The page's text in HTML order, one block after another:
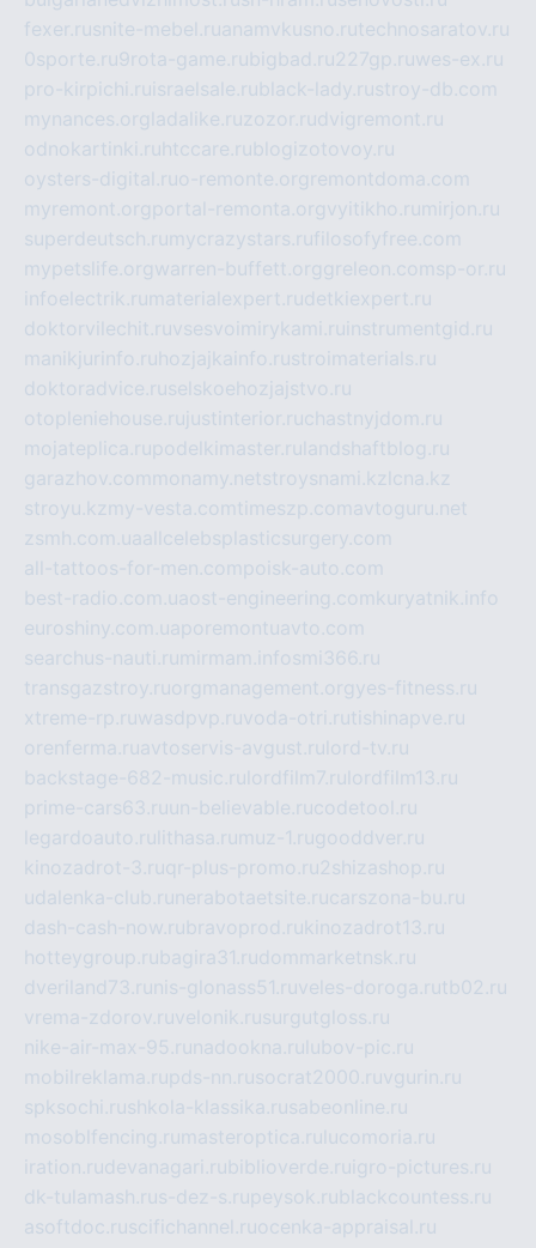
fexer.rusnite-mebel.ruanamvkusno.rutechnosaratov.ru
0sporte.ru9rota-game.rubigbad.ru227gp.ruwes-ex.ru
pro-kirpichi.ru israelsale.rublack-lady.rustroy-db.com
mynances.org ladalike.ruzozor.rudvigremont.ru
odnokartinki.ru htccare.rublogizotovoy.ru
oysters-digital.ruo-remonte.org remontdoma.com
myremont.org portal-remonta.orgvyitikho.ru mirjon.ru
superdeutsch.ru mycrazystars.rufilosofyfree.com
mypetslife.orgwarren-buffett.orggreleon.comsp-or.ru
infoelectrik.ru materialexpert.rudetkiexpert.ru
doktorvilechit.ruvsesvoimirykami.ru instrumentgid.ru
manikjurinfo.ru hozjajkainfo.rustroimaterials.ru
doktoradvice.ruselskoehozjajstvo.ru
otopleniehouse.ru justinterior.ruchastnyjdom.ru
mojateplica.rupodelkimaster.ru landshaftblog.ru
garazhov.com monamy.netstroysnami.kz lcna.kz
stroyu.kz my-vesta.com timeszp.comavtoguru.net
zsmh.com.uaallcelebsplasticsurgery.com
all-tattoos-for-men.com poisk-auto.com
best-radio.com.uaost-engineering.com kuryatnik.info
euroshiny.com.ua poremontuavto.com
searchus-nauti.ru mirmam.infosmi366.ru
transgazstroy.ruorgmanagement.orgyes-fitness.ru
xtreme-rp.ruwasdpvp.ruvoda-otri.rutishinapve.ru
orenferma.ruavtoservis-avgust.ru lord-tv.ru
backstage-682-music.ru lordfilm7.ru lordfilm13.ru
prime-cars63.ruun-believable.rucodetool.ru
legardoauto.ru lithasa.ru muz-1.rugooddver.ru
kinozadrot-3.ruqr-plus-promo.ru2shizashop.ru
udalenka-club.ru nerabotaetsite.rucarszona-bu.ru
dash-cash-now.rubravoprod.rukinozadrot13.ru
hotteygroup.rubagira31.rudommarketnsk.ru
dveriland73.ru nis-glonass51.ruveles-doroga.rutb02.ru
vrema-zdorov.ruvelonik.rusurgutgloss.ru
nike-air-max-95.ru nadookna.ru lubov-pic.ru
mobilreklama.rupds-nn.rusocrat2000.ruvgurin.ru
spksochi.rushkola-klassika.rusabeonline.ru
mosoblfencing.ru masteroptica.ru lucomoria.ru
iration.rudevanagari.rubiblioverde.ru igro-pictures.ru
dk-tulamash.rus-dez-s.rupeysok.rublackcountess.ru
asoftdoc.ruscifichannel.ruocenka-appraisal.ru